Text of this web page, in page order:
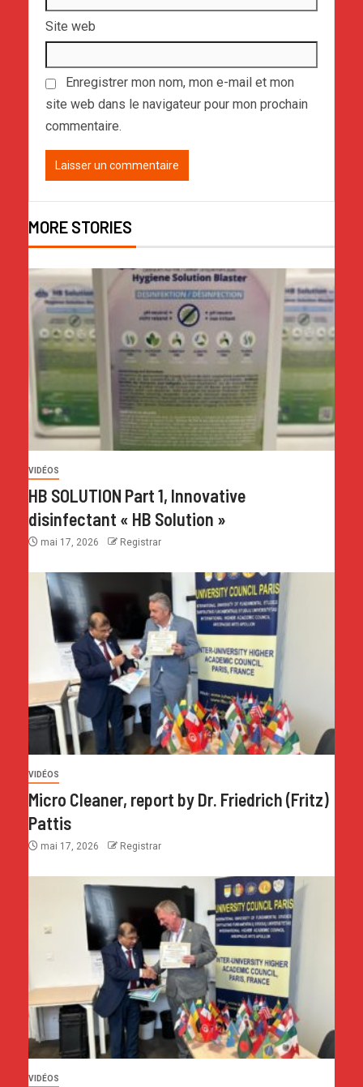
Site web
Enregistrer mon nom, mon e-mail et mon
site web dans le navigateur pour mon prochain
commentaire.
MORE STORIES
VIDÉOS
HB SOLUTION Part 1, Innovative
disinfectant « HB Solution »
mai 17, 2026 Registrar
VIDÉOS
Micro Cleaner, report by Dr. Friedrich (Fritz)
Pattis
mai 17, 2026 Registrar
VIDÉOS